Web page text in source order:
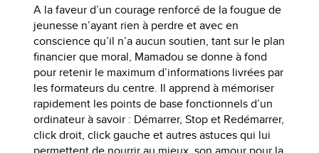
A la faveur d’un courage renforcé de la fougue de
jeunesse n’ayant rien à perdre et avec en
conscience qu’il n’a aucun soutien, tant sur le plan
financier que moral, Mamadou se donne à fond
pour retenir le maximum d’informations livrées par
les formateurs du centre. Il apprend à mémoriser
rapidement les points de base fonctionnels d’un
ordinateur à savoir : Démarrer, Stop et Redémarrer,
click droit, click gauche et autres astuces qui lui